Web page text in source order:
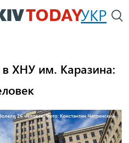
Перейти
к
УКР
ХНУ им. Каразина:
26 человек. Фото: Константин Чегринский